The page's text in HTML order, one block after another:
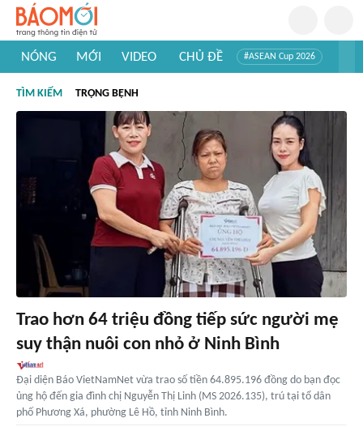
NÓNG MỚI VIDEO CHỦ ĐỀ #ASEAN Cup 2026
#Khám phá thế giới
TÌM KIẾM TRỌNG BỆNH
Trao hơn 64 triệu đồng tiếp sức người mẹ
suy thận nuôi con nhỏ ở Ninh Bình
Đại diện Báo VietNamNet vừa trao số tiền 64.895.196 đồng do bạn đọc
ủng hộ đến gia đình chị Nguyễn Thị Linh (MS 2026.135), trú tại tổ dân
phố Phương Xá, phường Lê Hồ, tỉnh Ninh Bình.